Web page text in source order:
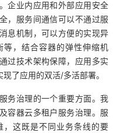
企业内应用和外部应用安全
，服务间通信可以不通过服
息机制，可以方便的实现异
，结合容器的弹性伸缩机
过技术架构保障，应用多实
了应用的双活/多活部署。
务治理的一个重要方面。我
容器云多租户服务治理。服
这既是不同业务条线的要